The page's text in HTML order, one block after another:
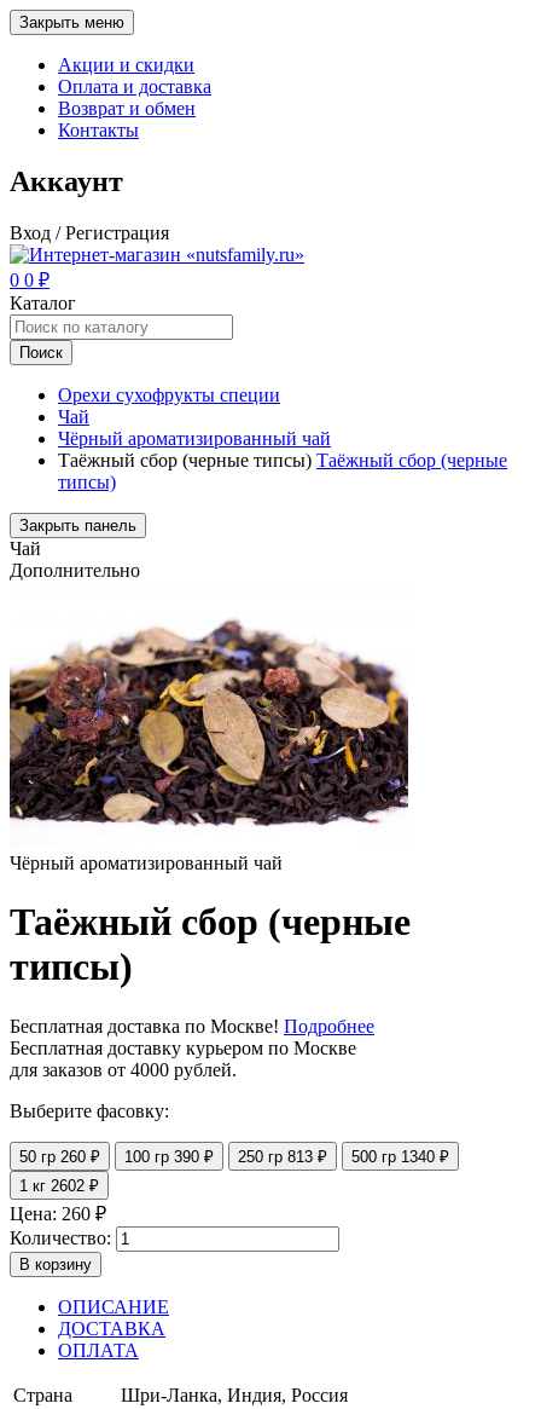
Закрыть меню
Акции и скидки
Оплата и доставка
Возврат и обмен
Контакты
Аккаунт
Вход / Регистрация
0 0 ₽
Каталог
Поиск
Орехи сухофрукты специи
Чай
Чёрный ароматизированный чай
Таёжный сбор (черные типсы) Таёжный сбор (черные
типсы)
Закрыть панель
Чай
Дополнительно
Чёрный ароматизированный чай
Таёжный сбор (черные
типсы)
Бесплатная доставка по Москве! Подробнее
Бесплатная доставку курьером по Москве
для заказов от 4000 рублей.
Выберите фасовку:
50 гр 260 ₽ 100 гр 390 ₽ 250 гр 813 ₽ 500 гр 1340 ₽
1 кг 2602 ₽
Цена: 260 ₽
Количество:
В корзину
ОПИСАНИЕ
ДОСТАВКА
ОПЛАТА
Страна
Шри-Ланка, Индия, Россия